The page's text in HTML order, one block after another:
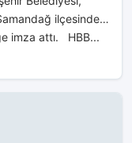
ilçesindeki
imza attı. HBB...